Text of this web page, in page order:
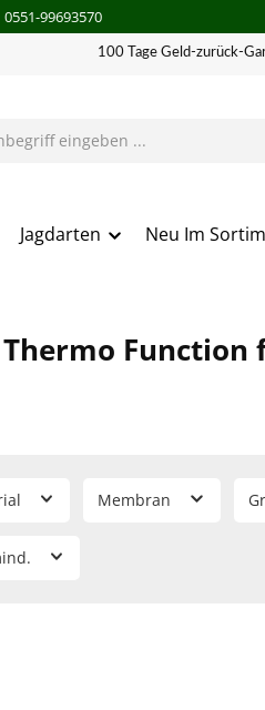
99693570
100 Tage Geld-zurück-
Jagdarten Neu Im
Function
Membran